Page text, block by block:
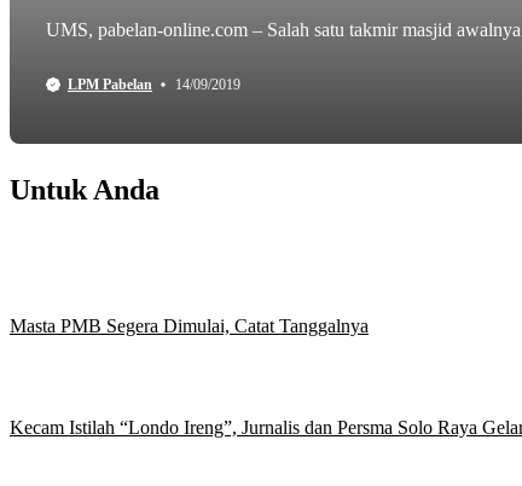
UMS, pabelan-online.com – Salah satu takmir masjid
LPM Pabelan 14/09/2019
Untuk Anda
Masta PMB Segera Dimulai, Catat Tanggalnya
Kecam Istilah “Londo Ireng”, Jurnalis dan Persma Solo Raya